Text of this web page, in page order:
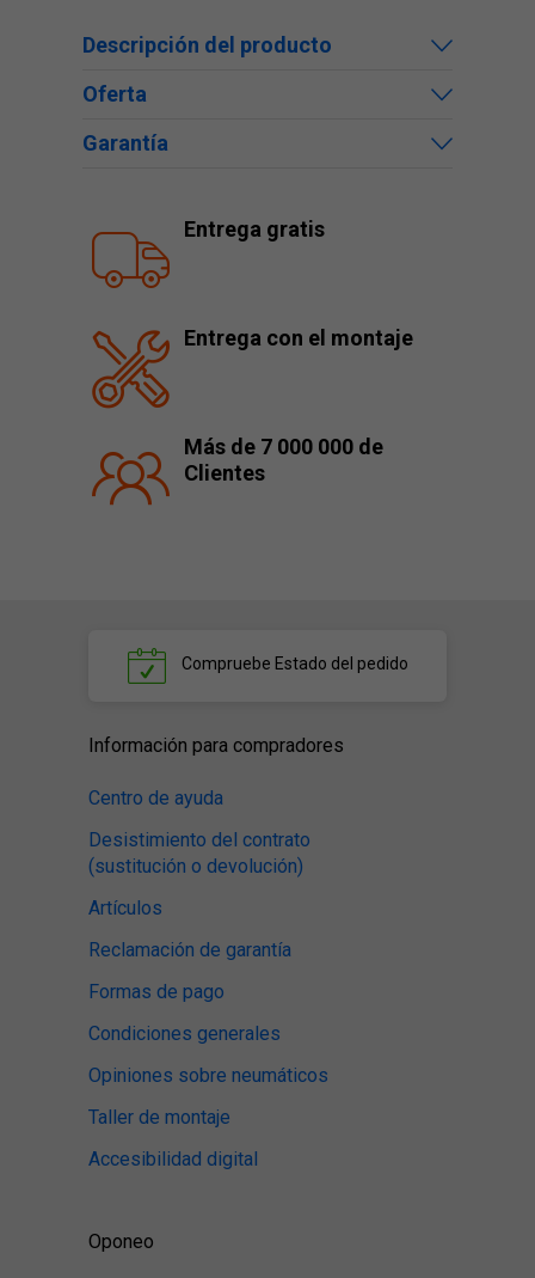
Descripción del producto
Oferta
Garantía
Entrega gratis
Entrega con el montaje
Más de 7 000 000 de
Clientes
Compruebe Estado del pedido
Información para compradores
Centro de ayuda
Desistimiento del contrato
(sustitución o devolución)
Artículos
Reclamación de garantía
Formas de pago
Condiciones generales
Opiniones sobre neumáticos
Taller de montaje
Accesibilidad digital
Oponeo